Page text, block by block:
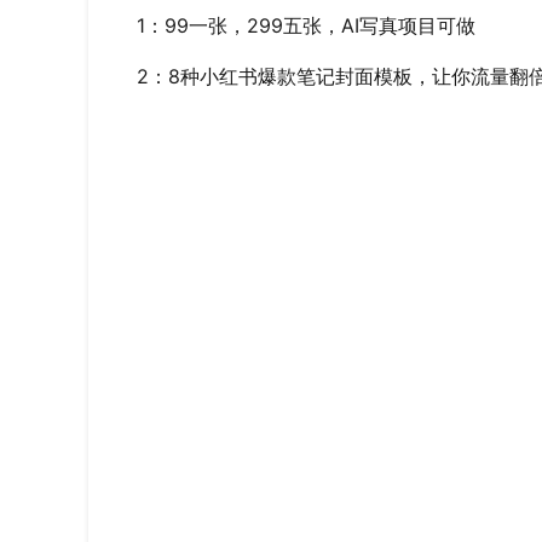
1：99一张，299五张，AI写真项目可做
2：8种小红书爆款笔记封面模板，让你流量翻